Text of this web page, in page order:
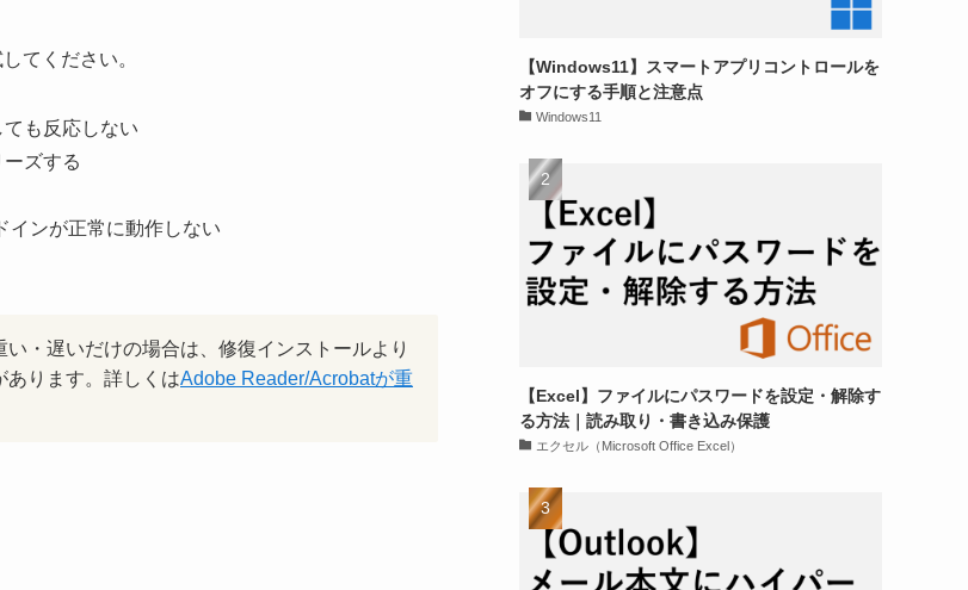
てください。
も反応しない
ズする
インが正常に動作しない
・遅いだけの場合は、修復インストールより
あります。詳しくはAdobe Reader/Acrobatが重
【Windows11】スマートアプリコントロールを
オフにする手順と注意点
Windows11
【Excel】ファイルにパスワードを設定・解除す
る方法｜読み取り・書き込み保護
エクセル（Microsoft Office Excel）